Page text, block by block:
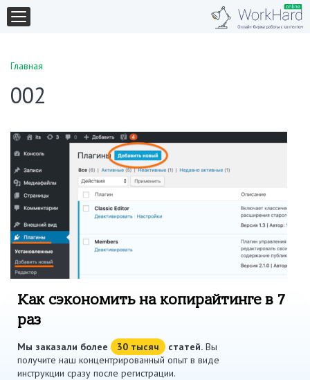
Главная
002
Как сэкономить на копирайтинге в 7
раз
Мы заказали более 30 тысяч статей. Вы
получите наш концентрированный опыт в виде
инструкции сразу после регистрации.